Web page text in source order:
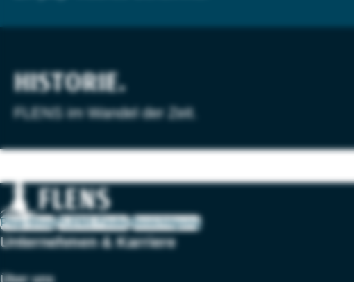
HISTORIE.
FLENS im Wandel der Zeit.
Plop-ShopFLENS FinderBesichtigung
Unternehmen & Karriere
Über uns